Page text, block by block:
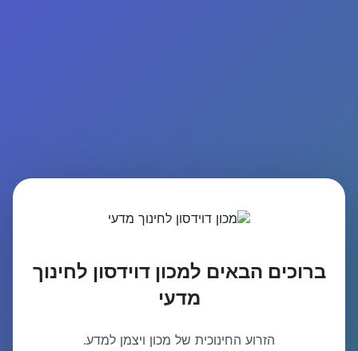
ברוכים הבאים למכון דוידסון לחינוך
מדעי
הזרוע החינוכית של מכון ויצמן למדע.